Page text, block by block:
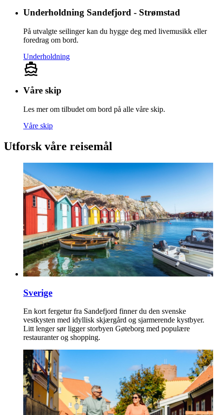
Underholdning Sandefjord - Strømstad
På utvalgte seilinger kan du hygge deg med livemusikk eller
foredrag om bord.
Underholdning
Våre skip
Les mer om tilbudet om bord på alle våre skip.
Våre skip
Utforsk våre reisemål
Sverige
En kort fergetur fra Sandefjord finner du den svenske
vestkysten med idyllisk skjærgård og sjarmerende kystbyer.
Litt lenger sør ligger storbyen Gøteborg med populære
restauranter og shopping.